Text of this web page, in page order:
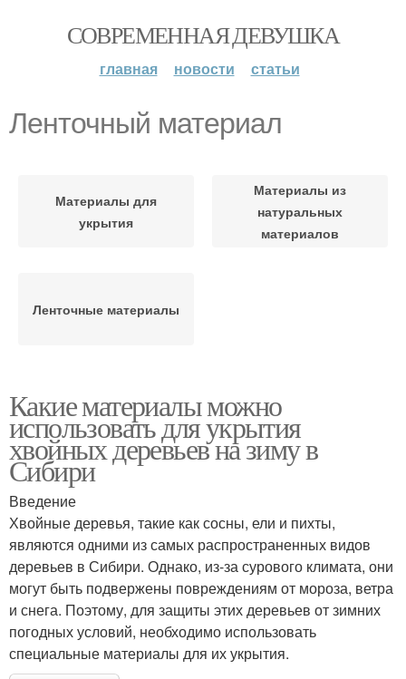
СОВРЕМЕННАЯ ДЕВУШКА
главная новости статьи
Ленточный материал
Материалы для
укрытия
Материалы из
натуральных
материалов
Ленточные материалы
Какие материалы можно
использовать для укрытия
хвойных деревьев на зиму в
Сибири
Введение
Хвойные деревья, такие как сосны, ели и пихты,
являются одними из самых распространенных видов
деревьев в Сибири. Однако, из-за сурового климата, они
могут быть подвержены повреждениям от мороза, ветра
и снега. Поэтому, для защиты этих деревьев от зимних
погодных условий, необходимо использовать
специальные материалы для их укрытия.